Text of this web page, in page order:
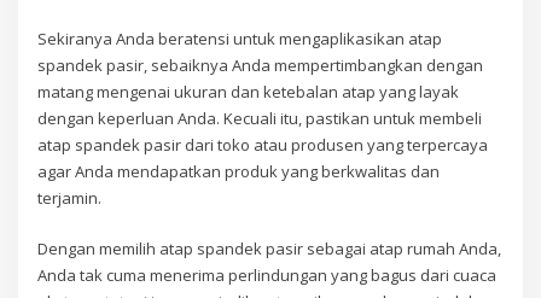
Sekiranya Anda beratensi untuk mengaplikasikan atap
spandek pasir, sebaiknya Anda mempertimbangkan dengan
matang mengenai ukuran dan ketebalan atap yang layak
dengan keperluan Anda. Kecuali itu, pastikan untuk membeli
atap spandek pasir dari toko atau produsen yang terpercaya
agar Anda mendapatkan produk yang berkwalitas dan
terjamin.
Dengan memilih atap spandek pasir sebagai atap rumah Anda,
Anda tak cuma menerima perlindungan yang bagus dari cuaca